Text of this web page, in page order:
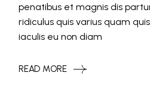
penatibus et magnis dis
ridiculus quis varius quam
iaculis eu non diam
READ MORE